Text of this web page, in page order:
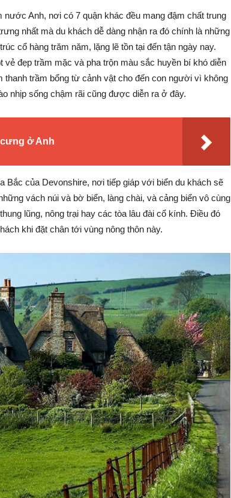
Anh, nơi có 7 quận khác đều mang đậm chất trung
nhất mà du khách dễ dàng nhận ra đó chính là những
cổ hàng trăm năm, lặng lẽ tồn tại đến tận ngày nay.
đẹp trầm mặc và pha trộn màu sắc huyền bí khó diễn
trầm bổng từ cảnh vật cho đến con người vì không
nhịp sống chậm rãi cũng được diễn ra ở đây.
ở Anh
của Devonshire, nơi tiếp giáp với biển du khách sẽ
vách núi và bờ biển, làng chài, và cảng biển vô cùng
lũng, nông trại hay các tòa lâu đài cổ kính. Điều đó
khi đặt chân tới vùng nông thôn này.